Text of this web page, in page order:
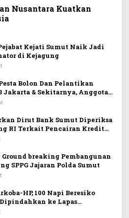
Nusantara Kuatkan
Kejati Sumut Naik Jadi
di Kejagung
Bolon Dan Pelantikan
Jakarta & Sekitarnya, Anggota
Pol. (Purn). Dr. Maruli
Dapat Berkontribusi
Bangsa
Dirut Bank Sumut Diperiksa
RI Terkait Pencairan Kredit
breaking Pembangunan
SPPG Jajaran Polda Sumut
HP, 100 Napi Beresiko
ke Lapas